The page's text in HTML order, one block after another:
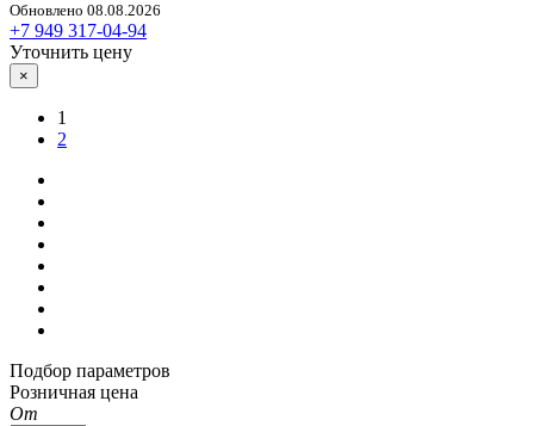
Обновлено 08.08.2026
+7 949 317-04-94
Уточнить цену
×
1
2
Подбор параметров
Розничная цена
От